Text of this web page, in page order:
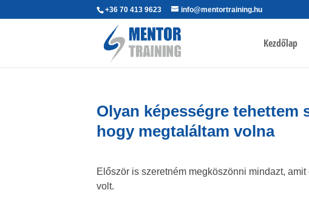
+36 70 413 9623 info@mentortraining.hu
Kezdőlap
Olyan képességre tehettem
hogy megtaláltam volna
Először is szeretném megköszönni mindazt,
volt.